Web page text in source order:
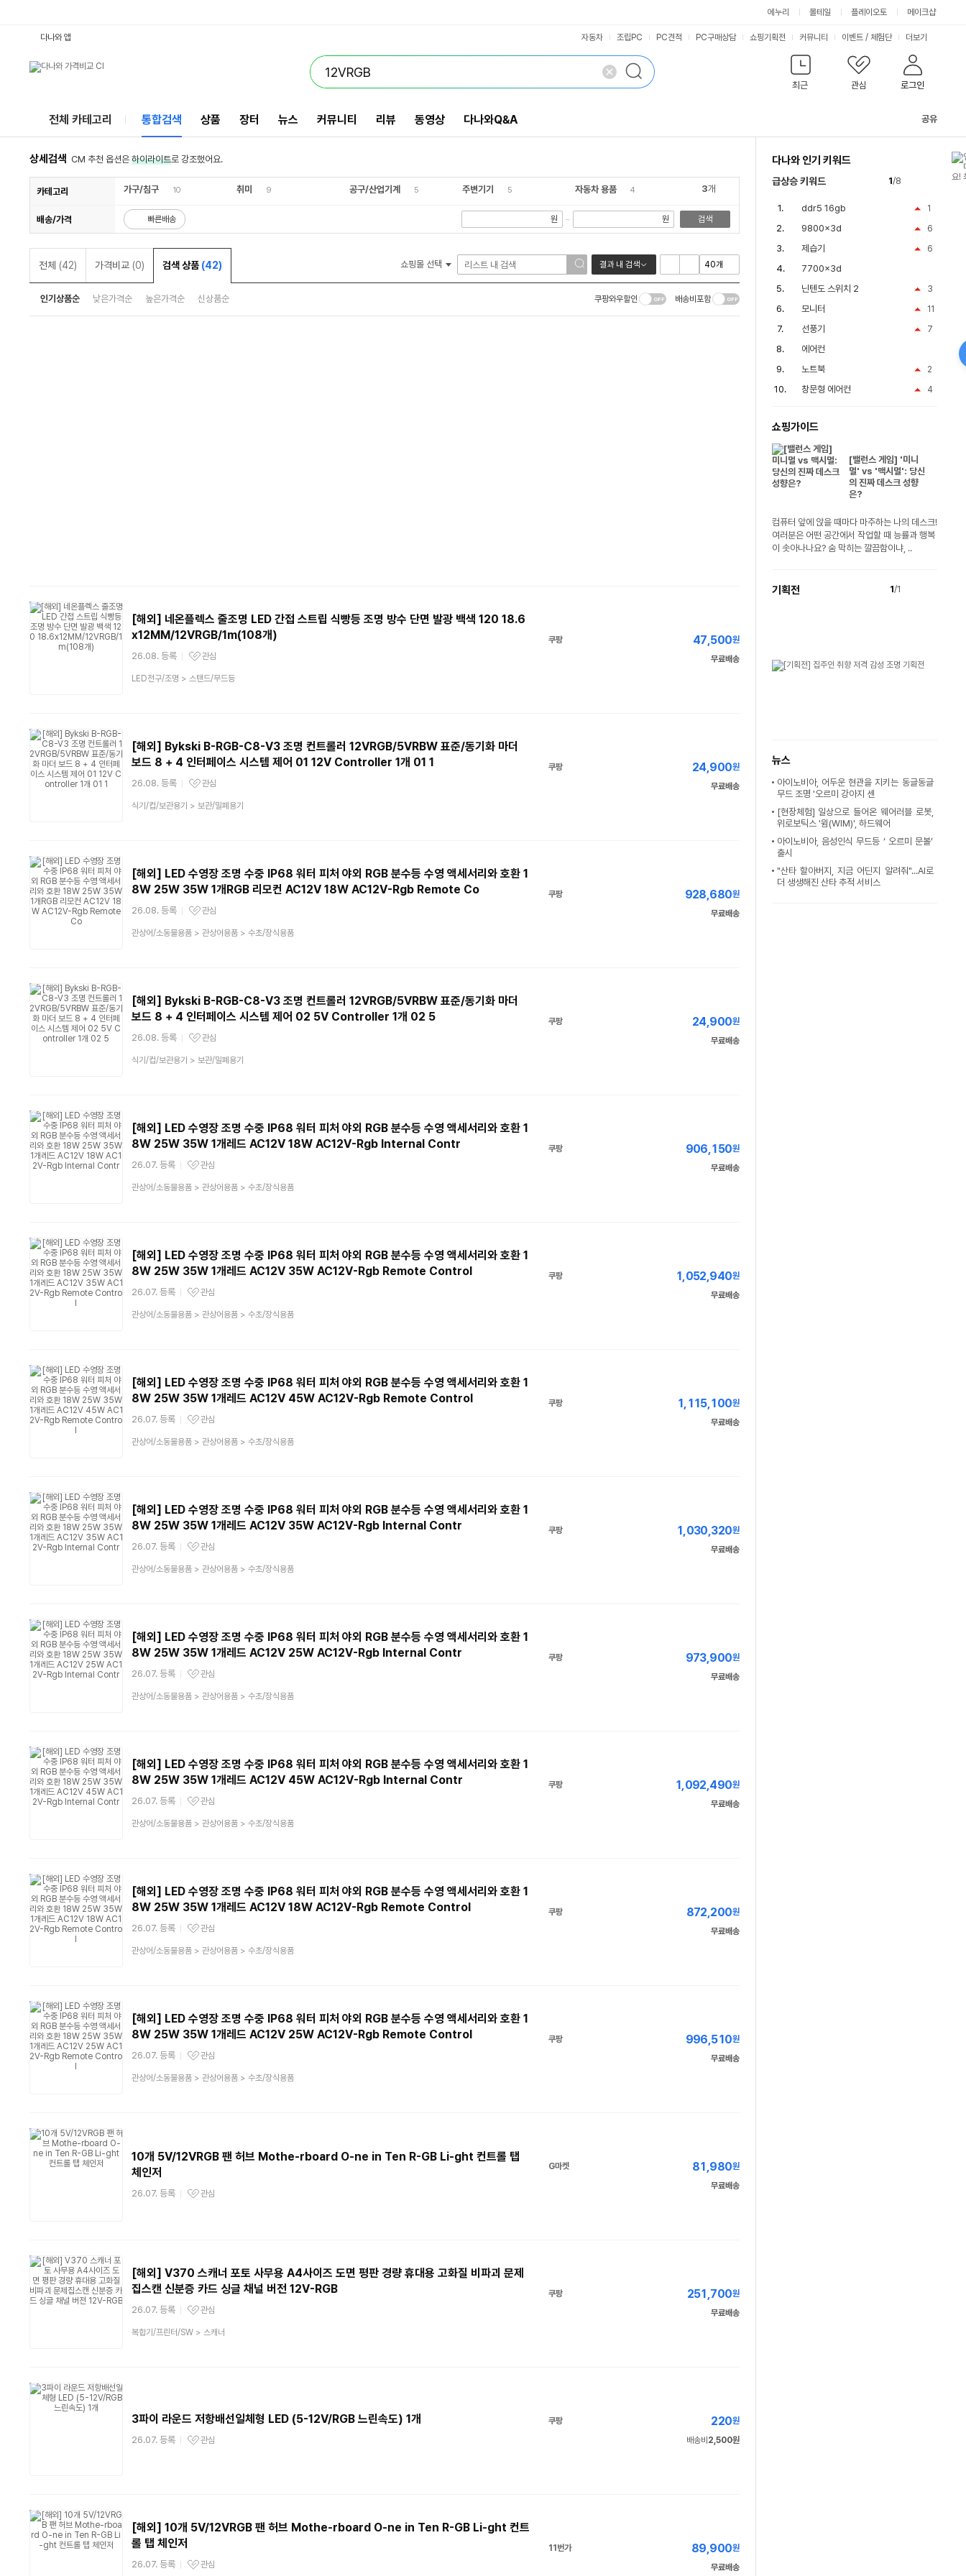
에누리 몰테일 플레이오토 메이크샵
최근 관심 로그인
다나와 앱 자동차 조립PC PC견적 PC구매상담 쇼핑기획전 커뮤니티 이벤트 / 체험단 더보기
전체 카테고리 통합검색 상품 장터 뉴스 커뮤니티 리뷰 동영상 다나와Q&A 공유
상세검색 CM 추천 옵션은 하이라이트로 강조했어요.
카테고리 가구/침구 10 취미 9 공구/산업기계 5 주변기기 5 자동차 용품 4 3개
배송/가격 빠른배송 원 ~ 원 검색
전체 (42) 가격비교 (0) 검색 상품 (42) 쇼핑몰 선택 결과 내 검색
인기상품순 낮은가격순 높은가격순 신상품순 쿠팡와우할인 배송비포함
[해외] 네온플렉스 줄조명 LED 간접 스트립 식빵등 조명 방수 단면 발광 백색 120 18.6
x12MM/12VRGB/1m(108개)
26.08. 등록
관심상품
관심
상
LED전구/조명 > 스탠드/무드등
쿠팡 47,500원
무료배송
[해외] Bykski B-RGB-C8-V3 조명 컨트롤러 12VRGB/5VRBW 표준/동기화 마더
보드 8 + 4 인터페이스 시스템 제어 01 12V Controller 1개 01 1
26.08. 등록
관심상품
관심
상
식기/컵/보관용기 > 보관/밀폐용기
쿠팡 24,900원
무료배송
[해외] LED 수영장 조명 수중 IP68 워터 피처 야외 RGB 분수등 수영 액세서리와 호환 1
8W 25W 35W 1개RGB 리모컨 AC12V 18W AC12V-Rgb Remote Co
26.08. 등록
관심상품
관심
상
관상어/소동물용품> 관상어용품> 수초/장식용품
쿠팡 928,680원
무료배송
[해외] Bykski B-RGB-C8-V3 조명 컨트롤러 12VRGB/5VRBW 표준/동기화 마더
보드 8 + 4 인터페이스 시스템 제어 02 5V Controller 1개 02 5
26.08. 등록
관심상품
관심
상
식기/컵/보관용기 > 보관/밀폐용기
쿠팡 24,900원
무료배송
[해외] LED 수영장 조명 수중 IP68 워터 피처 야외 RGB 분수등 수영 액세서리와 호환 1
8W 25W 35W 1개레드 AC12V 18W AC12V-Rgb Internal Contr
26.07. 등록
관심상품
관심
상
관상어/소동물용품> 관상어용품> 수초/장식용품
쿠팡 906,150원
무료배송
[해외] LED 수영장 조명 수중 IP68 워터 피처 야외 RGB 분수등 수영 액세서리와 호환 1
8W 25W 35W 1개레드 AC12V 35W AC12V-Rgb Remote Control
26.07. 등록
관심상품
관심
상
관상어/소동물용품> 관상어용품> 수초/장식용품
쿠팡 1,052,940원
무료배송
[해외] LED 수영장 조명 수중 IP68 워터 피처 야외 RGB 분수등 수영 액세서리와 호환 1
8W 25W 35W 1개레드 AC12V 45W AC12V-Rgb Remote Control
26.07. 등록
관심상품
관심
상
관상어/소동물용품> 관상어용품> 수초/장식용품
쿠팡 1,115,100원
무료배송
[해외] LED 수영장 조명 수중 IP68 워터 피처 야외 RGB 분수등 수영 액세서리와 호환 1
8W 25W 35W 1개레드 AC12V 35W AC12V-Rgb Internal Contr
26.07. 등록
관심상품
관심
상
관상어/소동물용품> 관상어용품> 수초/장식용품
쿠팡 1,030,320원
무료배송
[해외] LED 수영장 조명 수중 IP68 워터 피처 야외 RGB 분수등 수영 액세서리와 호환 1
8W 25W 35W 1개레드 AC12V 25W AC12V-Rgb Internal Contr
26.07. 등록
관심상품
관심
상
관상어/소동물용품> 관상어용품> 수초/장식용품
쿠팡 973,900원
무료배송
[해외] LED 수영장 조명 수중 IP68 워터 피처 야외 RGB 분수등 수영 액세서리와 호환 1
8W 25W 35W 1개레드 AC12V 45W AC12V-Rgb Internal Contr
26.07. 등록
관심상품
관심
상
관상어/소동물용품> 관상어용품> 수초/장식용품
쿠팡 1,092,490원
무료배송
[해외] LED 수영장 조명 수중 IP68 워터 피처 야외 RGB 분수등 수영 액세서리와 호환 1
8W 25W 35W 1개레드 AC12V 18W AC12V-Rgb Remote Control
26.07. 등록
관심상품
관심
상
관상어/소동물용품> 관상어용품> 수초/장식용품
쿠팡 872,200원
무료배송
[해외] LED 수영장 조명 수중 IP68 워터 피처 야외 RGB 분수등 수영 액세서리와 호환 1
8W 25W 35W 1개레드 AC12V 25W AC12V-Rgb Remote Control
26.07. 등록
관심상품
관심
상
관상어/소동물용품> 관상어용품> 수초/장식용품
쿠팡 996,510원
무료배송
10개 5V/12VRGB 팬 허브 Mothe-rboard O-ne in Ten R-GB Li-ght 컨트롤 탭
체인저
26.07. 등록
관심상품
관심
G마켓 81,980원
무료배송
[해외] V370 스캐너 포토 사무용 A4사이즈 도면 평판 경량 휴대용 고화질 비파괴 문제
집스캔 신분증 카드 싱글 채널 버전 12V-RGB
26.07. 등록
관심상품
관심
상
복합기/프린터/SW> 스캐너
쿠팡 251,700원
무료배송
3파이 라운드 저항배선일체형 LED (5-12V/RGB 느린속도) 1개
26.07. 등록
관심상품
관심
쿠팡 220원
배송비 2,500원
[해외] 10개 5V/12VRGB 팬 허브 Mothe-rboard O-ne in Ten R-GB Li-ght 컨트
롤 탭 체인저
26.07. 등록
관심상품
관심
11번가 89,900원
무료배송
다나와 인기 키워드
급상승 키워드 1/8
1
ddr5 16gb
6
9800x3d
6
제습기
7700x3d
3
닌텐도 스위치 2
11
모니터
7
선풍기
에어컨
2
노트북
4
창문형 에어컨
쇼핑가이드
[밸런스 게임] '미니
멀' vs '맥시멀': 당신
의 진짜 데스크 성향
은?
컴퓨터 앞에 앉을 때마다 마주하는 나의 데스크!
여러분은 어떤 공간에서 작업할 때 능률과 행복
이 솟아나나요? 숨 막히는 깔끔함이냐, ..
기획전 1/1
뉴스
아이노비아, 어두운 현관을 지키는 동글동글
무드 조명 '오르미 강아지 센
[현장체험] 일상으로 들어온 웨어러블 로봇,
위로보틱스 '윔(WIM)', 하드웨어
아이노비아, 음성인식 무드등 ‘ 오르미 문볼’
출시
"산타 할아버지, 지금 어딘지 알려줘"...AI로
더 생생해진 산타 추적 서비스